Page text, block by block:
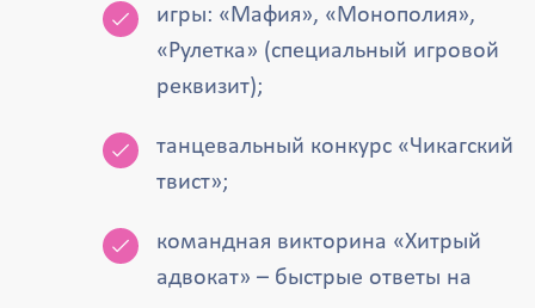
игры: «Мафия», «Монополия»,
«Рулетка» (специальный игровой
реквизит);
танцевальный конкурс «Чикагский
твист»;
командная викторина «Хитрый
адвокат» – быстрые ответы на